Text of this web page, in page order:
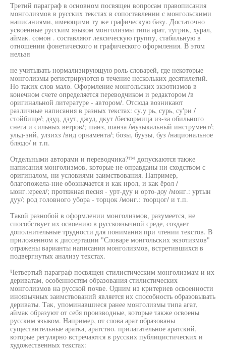
Третий параграф в основном посвящен вопросам правописания
монголизмов в русских текстах в сопоставлении с монгольскими
написаниями, имеющими ту же графическую базу. Достаточно
усвоенные русским языком монголизмы типа арат, тугрик, хурал,
аймак. сомон . составляют лексическую группу, стабильную в
отношении фонетического и графического оформления. В этом
нельзя
не учитывать нормализирующую роль словарей, где некоторые
монголизмы регистрируются в течение нескольких десятилетий.
Но таких слов мало. Оформление монгольских экзотизмов в
конечном счете определяется переводчиком и редактором /в
оригинальной литературе - автором/. Отсюда возникают
различные написания в разных текстах: су,у рь, сурь, су'ри /
стойбище/; дзуд, дзут, джуд, дкут /бескормица из-за обильного
снега и сильных ветров/; шанз, шанза /музыкальный инструмент/;
ульд-зий, улзихз /вид орнамента/; бозы, буузы, буз /национальное
блюдо/ и т.п.
Отдельными авторами и переводчика?™ допускаются также
написания монголизмов, которые не оправданы ни сходством с
оригиналом, ни условиями заимствования. Например,
благопожела-ние обозначается и как нрол, и как ёрол /
ыонг.:ереел/; протяжная песня - урт-дуу и орто-доу /монг.: уртын
дуу/; род головного убора - торцок /монг.: тоорцог/ и т.п.
Такой разнобой в оформлении монголизмов, разумеется, не
способствует их освоению в русскоязычной среде, создает
дополнительные трудности для понимания при чтении текстов. В
приложенном к диссертации "Словаре монгольских экзотизмов"
отражены варианты написания монголизмов, встретившихся в
подвергнутых анализу текстах.
Четвертый параграф посвящен стилистическим монголизмам и их
дериватам, особенностям образования стилистических
монголизмов на русской почве. Одним из критериев освоенности
иноязычных заимствований является их способность образовывать
дериваты. Так, упоминавшиеся ранее монголизмы типа агат,
аймак образуют от себя производные, которые также освоены
русским языком. Например, от слова арат образованы
существительные аратка, аратство. прилагательное аратский,
которые регулярно встречаются в русских публицистических и
художественных текстах: